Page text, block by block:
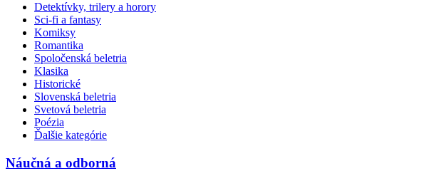
Detektívky, trilery a horory
Sci-fi a fantasy
Komiksy
Romantika
Spoločenská beletria
Klasika
Historické
Slovenská beletria
Svetová beletria
Poézia
Ďalšie kategórie
Náučná a odborná